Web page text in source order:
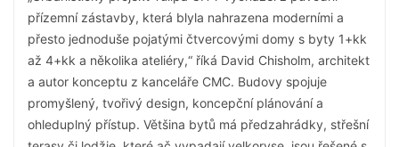
přízemní zástavby, která blyla nahrazena moderními a
přesto jednoduše pojatými čtvercovými domy s byty 1+kk
až 4+kk a několika ateliéry,“ říká David Chisholm, architekt
a autor konceptu z kanceláře CMC. Budovy spojuje
promyšlený, tvořivý design, koncepční plánování a
ohleduplný přístup. Většina bytů má předzahrádky, střešní